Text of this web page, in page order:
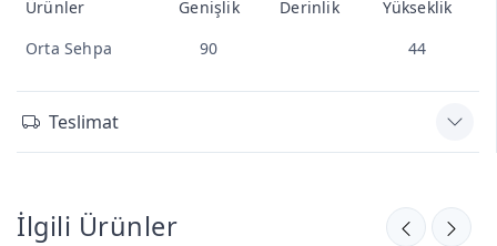
Ürünler Genişlik Derinlik
Yükseklik
Orta Sehpa
90 44
Teslimat
İlgili Ürünler